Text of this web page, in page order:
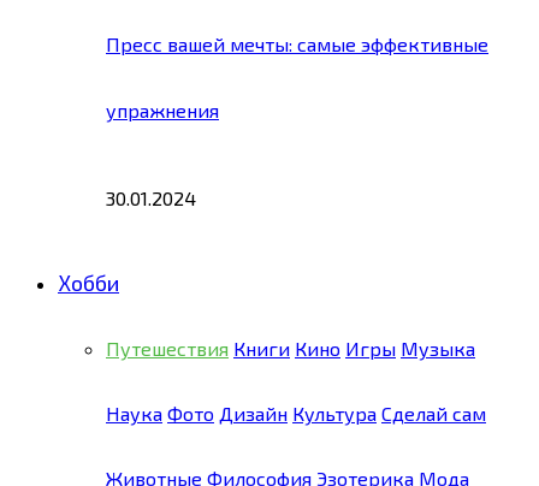
Пресс вашей мечты: самые эффективные
упражнения
30.01.2024
Хобби
Путешествия Книги Кино Игры Музыка
Наука Фото Дизайн Культура Сделай сам
Животные Философия Эзотерика Мода